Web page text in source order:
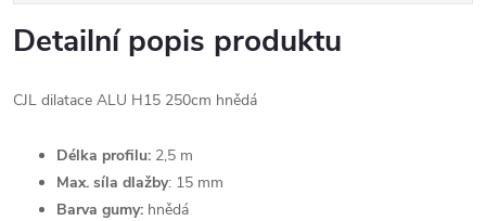
Detailní popis produktu
CJL dilatace ALU H15 250cm hnědá
Délka profilu: 2,5 m
Max. síla dlažby: 15 mm
Barva gumy: hnědá